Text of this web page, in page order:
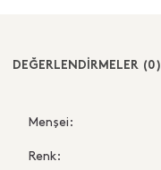
DEĞERLENDİRMELER (0)
Menşei:
Renk: